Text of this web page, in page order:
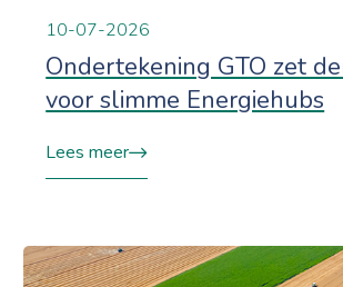
10-07-2026
Ondertekening GTO zet
voor slimme Energiehubs
Lees meer